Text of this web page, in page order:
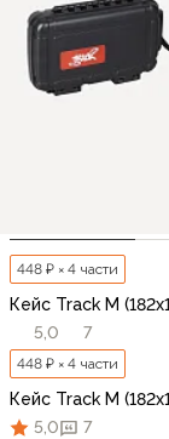
448 ₽ × 4 части
Кейс Track M
5,0
7
448 ₽ × 4 части
Кейс Track M
5,0
7